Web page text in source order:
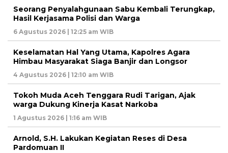
Seorang Penyalahgunaan Sabu Kembali Terungkap,
Hasil Kerjasama Polisi dan Warga
6 Agustus 2026 | 12:25 am WIB
Keselamatan Hal Yang Utama, Kapolres Agara
Himbau Masyarakat Siaga Banjir dan Longsor
4 Agustus 2026 | 12:10 am WIB
Tokoh Muda Aceh Tenggara Rudi Tarigan, Ajak
warga Dukung Kinerja Kasat Narkoba
1 Agustus 2026 | 1:16 am WIB
Arnold, S.H. Lakukan Kegiatan Reses di Desa
Pardomuan II